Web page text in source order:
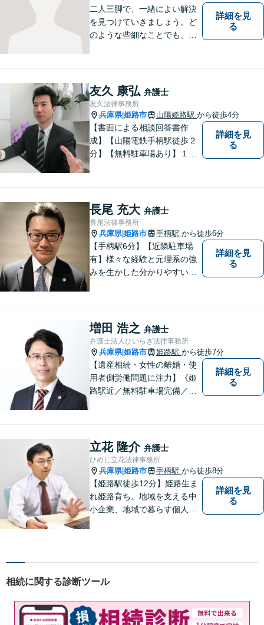
二人三脚で、一緒によい解決
を見つけていきましょう。ど
のような些細なことでも、ま
詳細を見
る
友久 康弘 弁護士
友久法律事務所
兵庫県|姫路市 山陽姫路駅 から徒歩4分
【書面による相談回答書作
成】【山陽電鉄手柄駅徒歩２
分】【無料駐車場あり】１歩
詳細を見
る
長尾 充大 弁護士
長尾法律事務所
兵庫県|姫路市 手柄駅 から徒歩6分
【手柄駅6分】【近隣駐車場
有】様々な経験と元理系の強
みを生かした分かりやすい・
すい例を挙げて説明を行いま
す。ぜひご相談ください。
詳細を見
る
増田 浩之 弁護士
弁護士法人ひいらぎ法律事務所
兵庫県|姫路市 姫路駅 から徒歩7分
【遺産相続・女性の離婚・使
用者側労働問題に注力】《姫
路駅近／無料駐車場完備／最
詳細を見
る
立花 隆介 弁護士
ひめじ立花法律事務所
兵庫県|姫路市 手柄駅 から徒歩8分
【姫路駅徒歩12分】姫路生ま
れ姫路育ち。地域を支える中
小企業、地域で暮らす個人に
済など幅広い問題に積極的に
談ください。
詳細を見
る
相続に関する診断ツール